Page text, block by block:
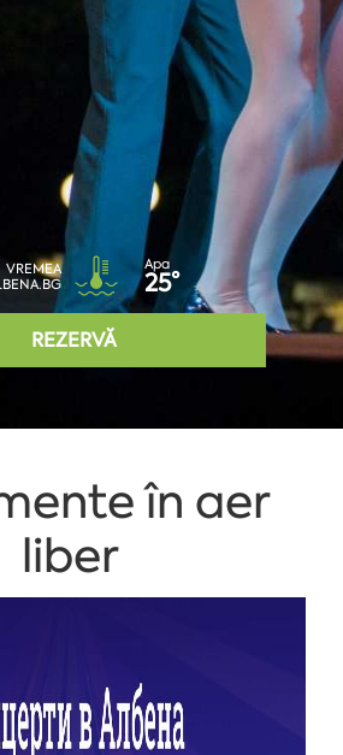
VREMEA
Apa
25°
REZERVĂ
în aer
liber